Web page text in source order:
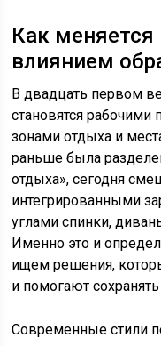
Как
влиянием
В двадцать первом
становятся рабочими
зонами отдыха и
раньше была
отдыха», сегодня
интегрированными
углами спинки,
Именно это и
ищем решения,
и помогают
Современные стили